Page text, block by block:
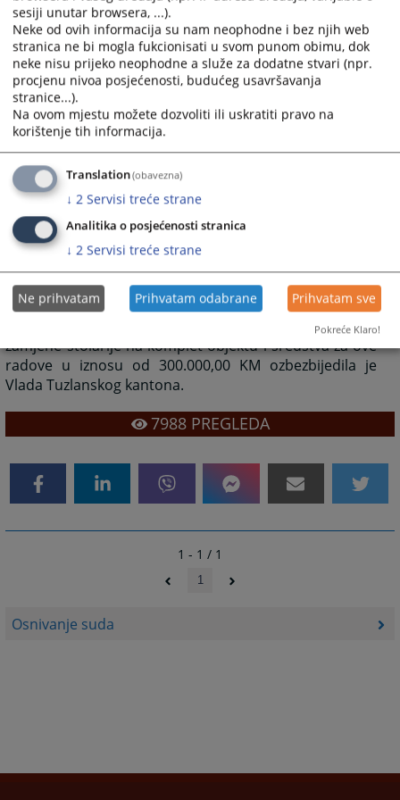
Osnivanje suda
počinje koristiti.
1988. godine na zahtjev Višeg suda u Tuzli izvršena je
sa istočne strane dogradnja dijela objekta u površini
od 286,14 m2. Cjelokupna pravosudna zgrada koja je
vlasništvo Kantonalnog suda u Tuzli ima površinu
3.838,06 m2.
U proteklom periodu izvršena je rekonstrukcija krova
objekta i vršene su rekonstrukcije unutar objekta koje
se odnose na radove tekućeg održavanja.
2008. godine završena je rekonstrukcija prizemlja
objekta kojeg zajedno koriste Kantonalni sud u Tuzli i
Općinski sud u Tuzli, a sredstva za ovu rekonstrukciju u
iznosu od oko 200.000,00 KM, u okviru Projekta
reforme sudske administracije, obezbijedila je
Američka organizacija USAID.
U januaru 2009. godine izvršena je rekonstrukcija
zamjene stolarije na komplet objektu i sredstva za ove
radove u iznosu od 300.000,00 KM ozbezbijedila je
Vlada Tuzlanskog kantona.
7988PREGLEDA
1 - 1 / 1
1
sesiji unutar browsera, ...).
Neke od ovih informacija su nam neophodne i bez njih web
stranica ne bi mogla fukcionisati u svom punom obimu, dok
neke nisu prijeko neophodne a služe za dodatne stvari (npr.
procjenu nivoa posjećenosti, budućeg usavršavanja
stranice...).
Na ovom mjestu možete dozvoliti ili uskratiti pravo na
korištenje tih informacija.
Translation(obavezna)
↓ 2 Servisi treće strane
Analitika o posjećenosti stranica
↓ 2 Servisi treće strane
Ne prihvatam Prihvatam odabrane Prihvatam sve
Pokreće Klaro!